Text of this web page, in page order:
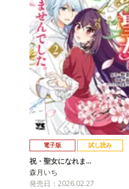
電子版 試し読み
祝・聖女になれま…
森月いち
発売日：2026.02.27